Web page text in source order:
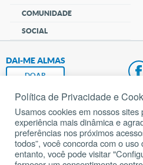
COMUNIDADE
SOCIAL
DAI-ME ALMAS
DOAR
Fundação João
Pedido de Oração
Mapa do site
Política de Privacidade e
Usamos cookies em nossos
experiência mais dinâmica e
preferências nos próximos
todos”, você concorda com o
entanto, você pode visitar